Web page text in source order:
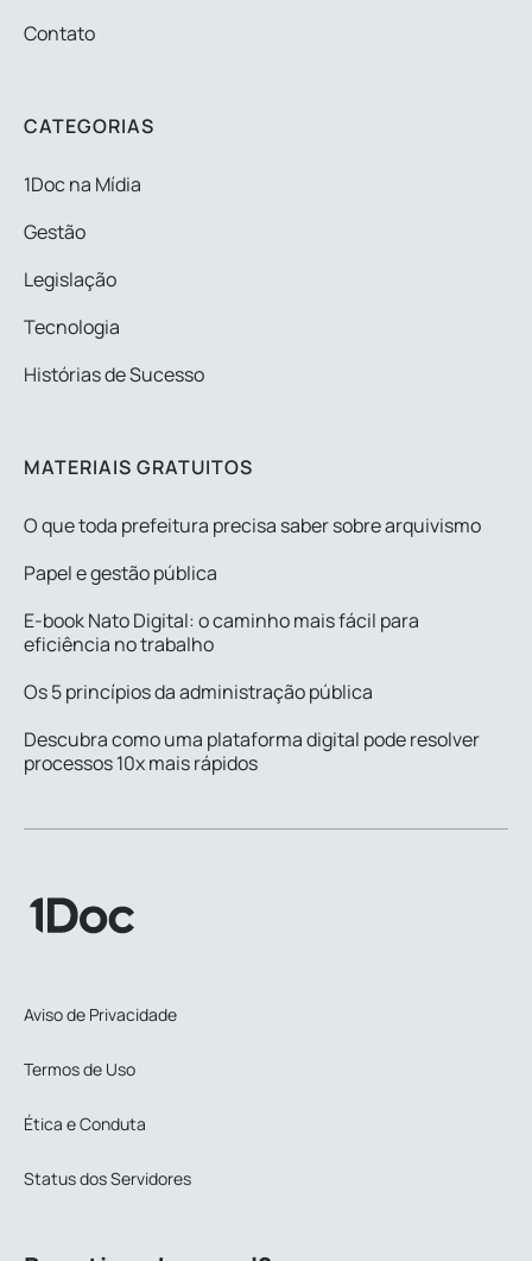
Contato
CATEGORIAS
1Doc na Mídia
Gestão
Legislação
Tecnologia
Histórias de Sucesso
MATERIAIS GRATUITOS
O que toda prefeitura precisa saber sobre arquivismo
Papel e gestão pública
E-book Nato Digital: o caminho mais fácil para
eficiência no trabalho
Os 5 princípios da administração pública
Descubra como uma plataforma digital pode resolver
processos 10x mais rápidos
Aviso de Privacidade
Termos de Uso
Ética e Conduta
Status dos Servidores